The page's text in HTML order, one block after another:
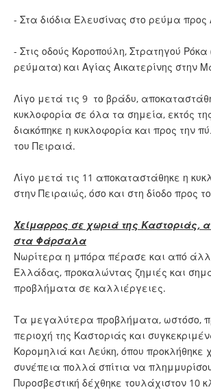
- Στα διόδια Ελευσίνας στο ρεύμα προς
- Στις οδούς Κοροπούλη, Στρατηγού Ρόκα
ρεύματα) και Αγίας Αικατερίνης στην
Λίγο μετά τις 9 το βράδυ,
κυκλοφορία σε όλα τα σημεία, εκτός
διακόπηκε η κυκλοφορία και προς την
του Πειραιά.
Λίγο μετά τις 11 αποκαταστάθηκε η
στην Πειραιώς, όσο και στη δίοδο προς
Χείμαρρος σε χωριά της Καστοριάς,
στα Φάρσαλα
Νωρίτερα η μπόρα πέρασε και από
Ελλάδας, προκαλώντας ζημιές και
προβλήματα σε καλλιέργειες.
Τα μεγαλύτερα προβλήματα, ωστόσο,
περιοχή της Καστοριάς και
Κορομηλιά και Λεύκη, όπου προκλήθηκε
συνέπεια πολλά σπίτια να
Πυροσβεστική δέχθηκε τουλάχιστον 10